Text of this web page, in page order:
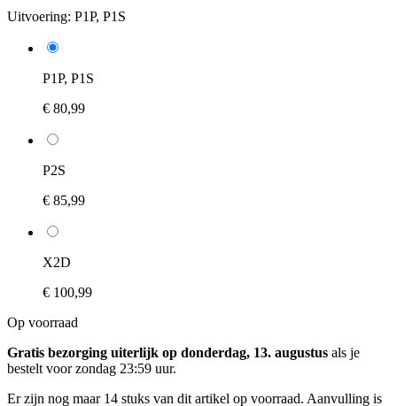
Uitvoering: P1P, P1S
P1P, P1S
€ 80,99
P2S
€ 85,99
X2D
€ 100,99
Op voorraad
Gratis bezorging uiterlijk op donderdag, 13. augustus als je
bestelt voorzondag 23:59 uur.
Er zijn nog maar 14 stuks van dit artikel op voorraad. Aanvulling is